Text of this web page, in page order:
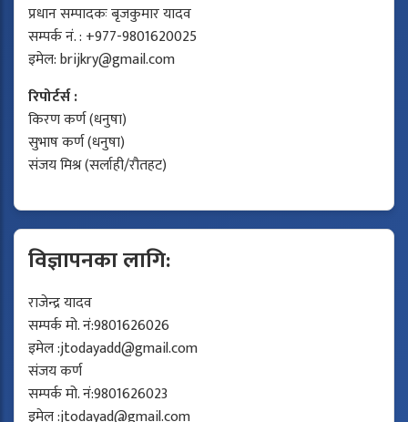
प्रधान सम्पादकः बृजकुमार यादव
सम्पर्क नं. : +977-9801620025
इमेल:brijkry@gmail.com
रिपोर्टर्स :
किरण कर्ण (धनुषा)
सुभाष कर्ण (धनुषा)
संजय मिश्र (सर्लाही/रौतहट)
विज्ञापनका लागि:
राजेन्द्र यादव
सम्पर्क मो. नं:9801626026
इमेल :jtodayadd@gmail.com
संजय कर्ण
सम्पर्क मो. नं:9801626023
इमेल :jtodayad@gmail.com